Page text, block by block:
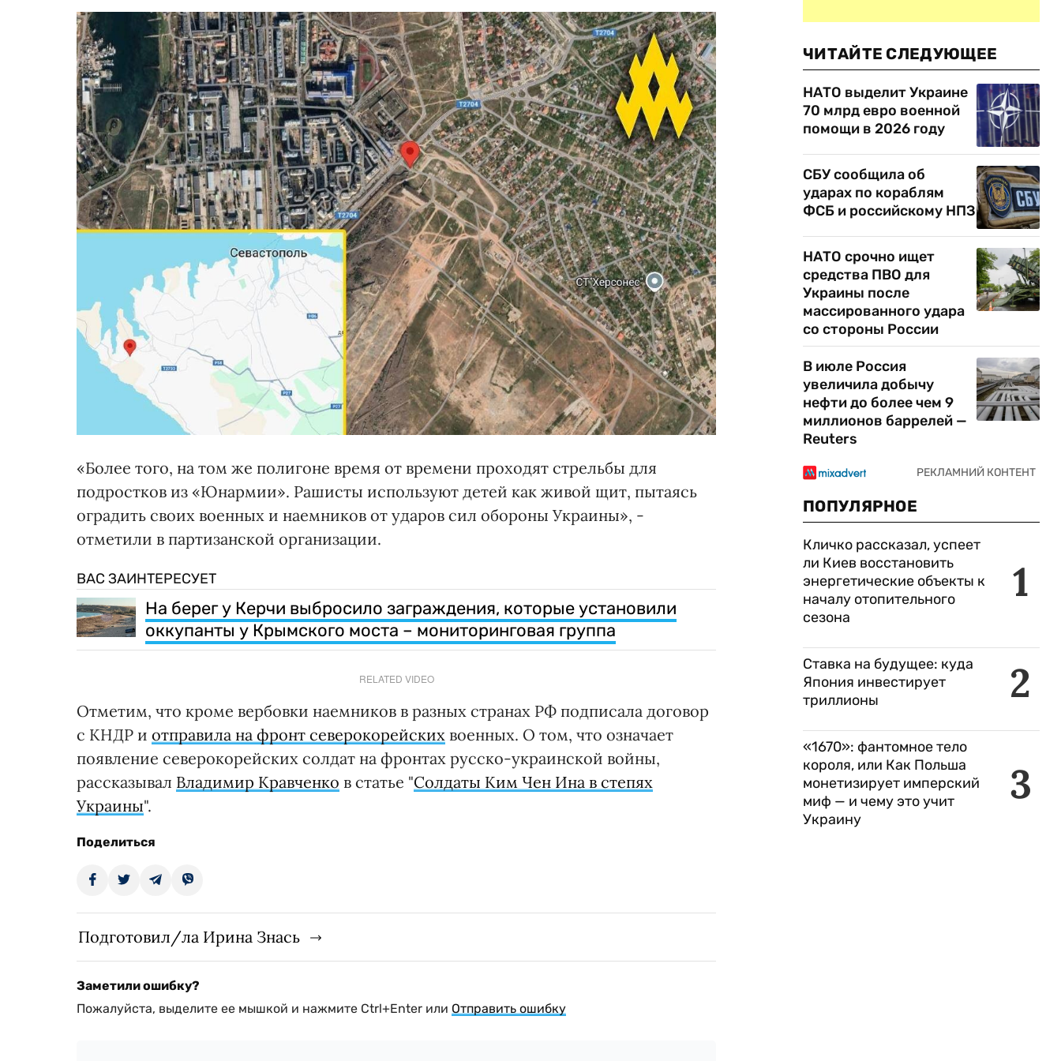
«Более того, на том же полигоне время от времени проходят стрельбы для
подростков из «Юнармии». Рашисты используют детей как живой щит, пытаясь
оградить своих военных и наемников от ударов сил обороны Украины», -
отметили в партизанской организации.
ВАС ЗАИНТЕРЕСУЕТ
На берег у Керчи выбросило заграждения, которые установили
оккупанты у Крымского моста – мониторинговая группа
RELATED VIDEO
Отметим, что кроме вербовки наемников в разных странах РФ подписала договор
с КНДР и отправила на фронт северокорейских военных. О том, что означает
появление северокорейских солдат на фронтах русско-украинской войны,
рассказывал Владимир Кравченко в статье "Солдаты Ким Чен Ина в степях
Украины".
Поделиться
Подготовил/ла Ирина Знась
Заметили ошибку?
Пожалуйста, выделите ее мышкой и нажмите Ctrl+Enter или Отправить ошибку
ЧИТАЙТЕ СЛЕДУЮЩЕЕ
НАТО выделит Украине
70 млрд евро военной
помощи в 2026 году
СБУ сообщила об
ударах по кораблям
ФСБ и российскому НПЗ
НАТО срочно ищет
средства ПВО для
Украины после
массированного удара
со стороны России
В июле Россия
увеличила добычу
нефти до более чем 9
миллионов баррелей —
Reuters
ПОПУЛЯРНОЕ
1
Кличко рассказал, успеет
ли Киев восстановить
энергетические объекты к
началу отопительного
сезона
2
Ставка на будущее: куда
Япония инвестирует
триллионы
3
«1670»: фантомное тело
короля, или Как Польша
монетизирует имперский
миф — и чему это учит
Украину